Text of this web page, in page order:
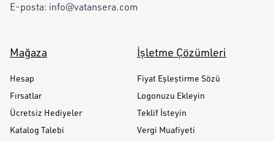
E-posta: info@vatansera.com
Mağaza
Hesap
Fırsatlar
Ücretsiz Hediyeler
Katalog Talebi
İşletme Çözümleri
Fiyat Eşleştirme Sözü
Logonuzu Ekleyin
Teklif İsteyin
Vergi Muafiyeti